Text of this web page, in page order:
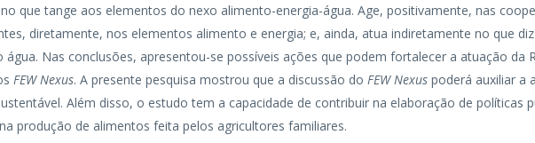
que tange aos elementos do nexo alimento-energia-água. Age, positivamente, nas
diretamente, nos elementos alimento e energia; e, ainda, atua indiretamente no que
água. Nas conclusões, apresentou-se possíveis ações que podem fortalecer a atuação da
FEW Nexus. A presente pesquisa mostrou que a discussão doFEW Nexus poderá auxiliar a
Além disso, o estudo tem a capacidade de contribuir na elaboração de políticas
produção de alimentos feita pelos agricultores familiares.